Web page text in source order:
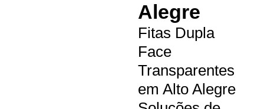
Alegre
Fitas Dupla
Face
Transparentes
em Alto Alegre